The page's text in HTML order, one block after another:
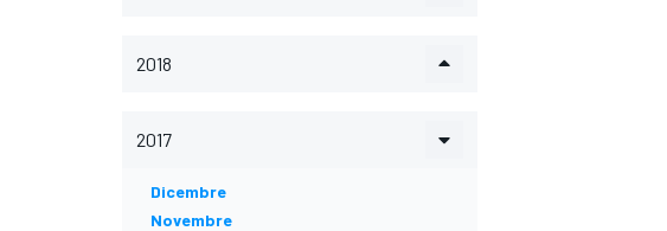
2018
2017
Dicembre
Novembre